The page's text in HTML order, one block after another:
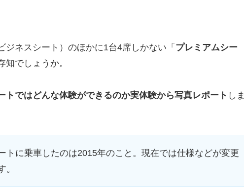
ネスシート）のほかに1台4席しかない「 プレミアムシー
知でしょうか。
トではどんな体験ができるのか実体験から写真レポート しま
トに乗車したのは2015年のこと。現在では仕様などが変更
。